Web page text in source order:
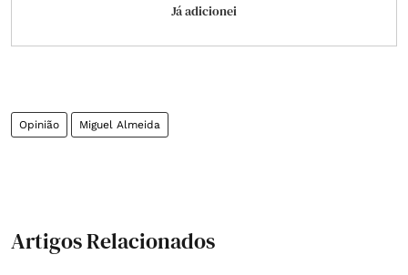
Já adicionei
Opinião Miguel Almeida
Artigos Relacionados